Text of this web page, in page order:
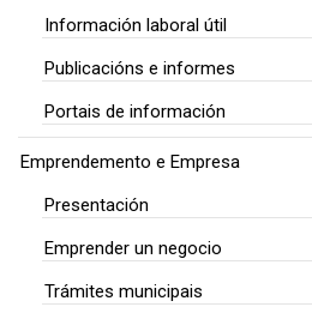
Información laboral útil
Publicacións e informes
Portais de información
Emprendemento e Empresa
Presentación
Emprender un negocio
Trámites municipais